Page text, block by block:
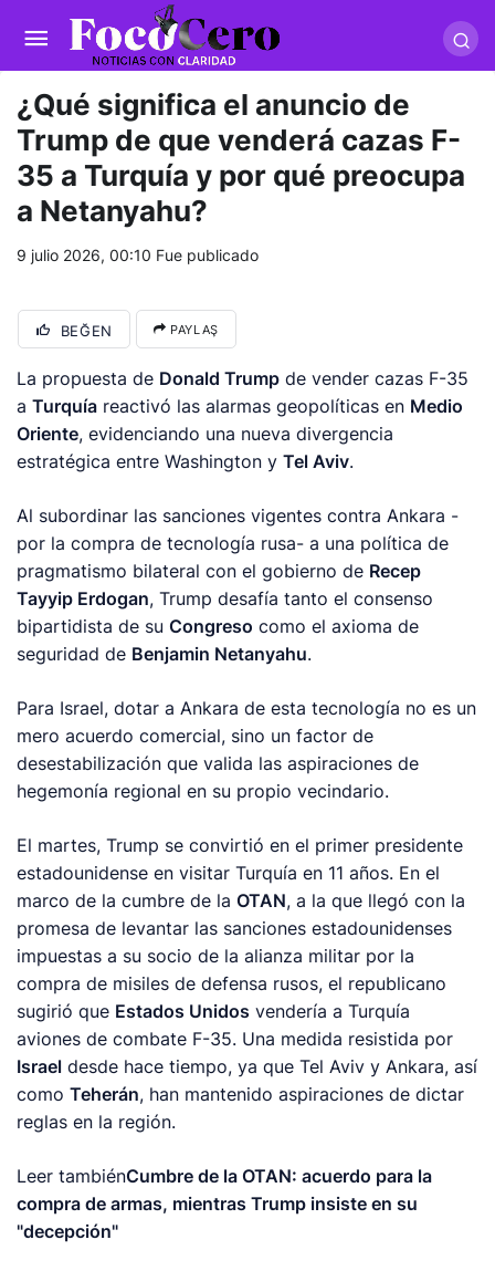
trwin giriş
masterbetting-palacebet1.com-
tlcasino giriş-betandyou-vbett34.com betovis34.net-
skyloftsbet
¿Qué significa el anuncio de
Trump de que venderá cazas F-
35 a Turquía y por qué preocupa
a Netanyahu?
9 julio 2026, 00:10 Fue publicado
BEĞEN PAYLAŞ
La propuesta de Donald Trump de vender cazas F-35
aTurquía reactivó las alarmas geopolíticas en Medio
Oriente, evidenciando una nueva divergencia
estratégica entre Washington yTel Aviv.
Al subordinar las sanciones vigentes contra Ankara -
por la compra de tecnología rusa- a una política de
pragmatismo bilateral con el gobierno de Recep
Tayyip Erdogan, Trump desafía tanto el consenso
bipartidista de suCongreso como el axioma de
seguridad de Benjamin Netanyahu.
Para Israel, dotar a Ankara de esta tecnología no es un
mero acuerdo comercial, sino un factor de
desestabilización que valida las aspiraciones de
hegemonía regional en su propio vecindario.
El martes, Trump se convirtió en el primer presidente
estadounidense en visitar Turquía en 11 años. En el
marco de la cumbre de laOTAN, a la que llegó con la
promesa de levantar las sanciones estadounidenses
impuestas a su socio de la alianza militar por la
compra de misiles de defensa rusos, el republicano
sugirió que Estados Unidos vendería a Turquía
aviones de combate F-35. Una medida resistida por
Israel desde hace tiempo, ya que Tel Aviv y Ankara, así
comoTeherán, han mantenido aspiraciones de dictar
reglas en la región.
Leer tambiénCumbre de la OTAN: acuerdo para la
compra de armas, mientras Trump insiste en su
"decepción"